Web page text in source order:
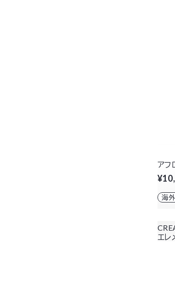
アフ
海
エレ